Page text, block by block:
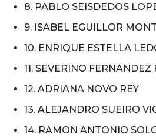
8. PABLO SEISDEDOS
9. ISABEL EGUILLOR
10. ENRIQUE ESTELLA
11. SEVERINO
12. ADRIANA NOVO REY
13. ALEJANDRO SUEIRO
14. RAMON ANTONIO